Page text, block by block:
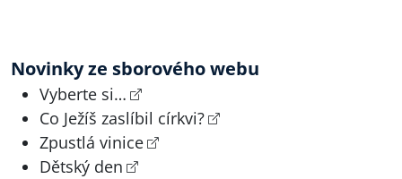
Novinky ze sborového webu
Vyberte si…
Co Ježíš zaslíbil církvi?
Zpustlá vinice
Dětský den